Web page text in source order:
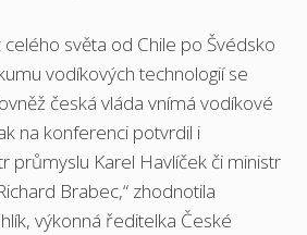
světa od Chile po Švédsko
vodíkových technologií se
česká vláda vnímá vodíkové
na konferenci potvrdil i
průmyslu Karel Havlíček či ministr
Brabec,“ zhodnotila
výkonná ředitelka České